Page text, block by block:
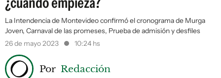
La Intendencia de Montevideo confirmó el cronograma de Murga
Joven, Carnaval de las promeses, Prueba de admisión y desfiles
26 de mayo 2023
10:24 hs
Por Redacción